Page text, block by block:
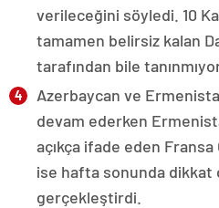
verileceğini söyledi. 10
tamamen belirsiz kalan
tarafından bile
Azerbaycan ve
devam ederken
açıkça ifade eden
ise hafta sonunda dikkat
gerçekleştirdi.